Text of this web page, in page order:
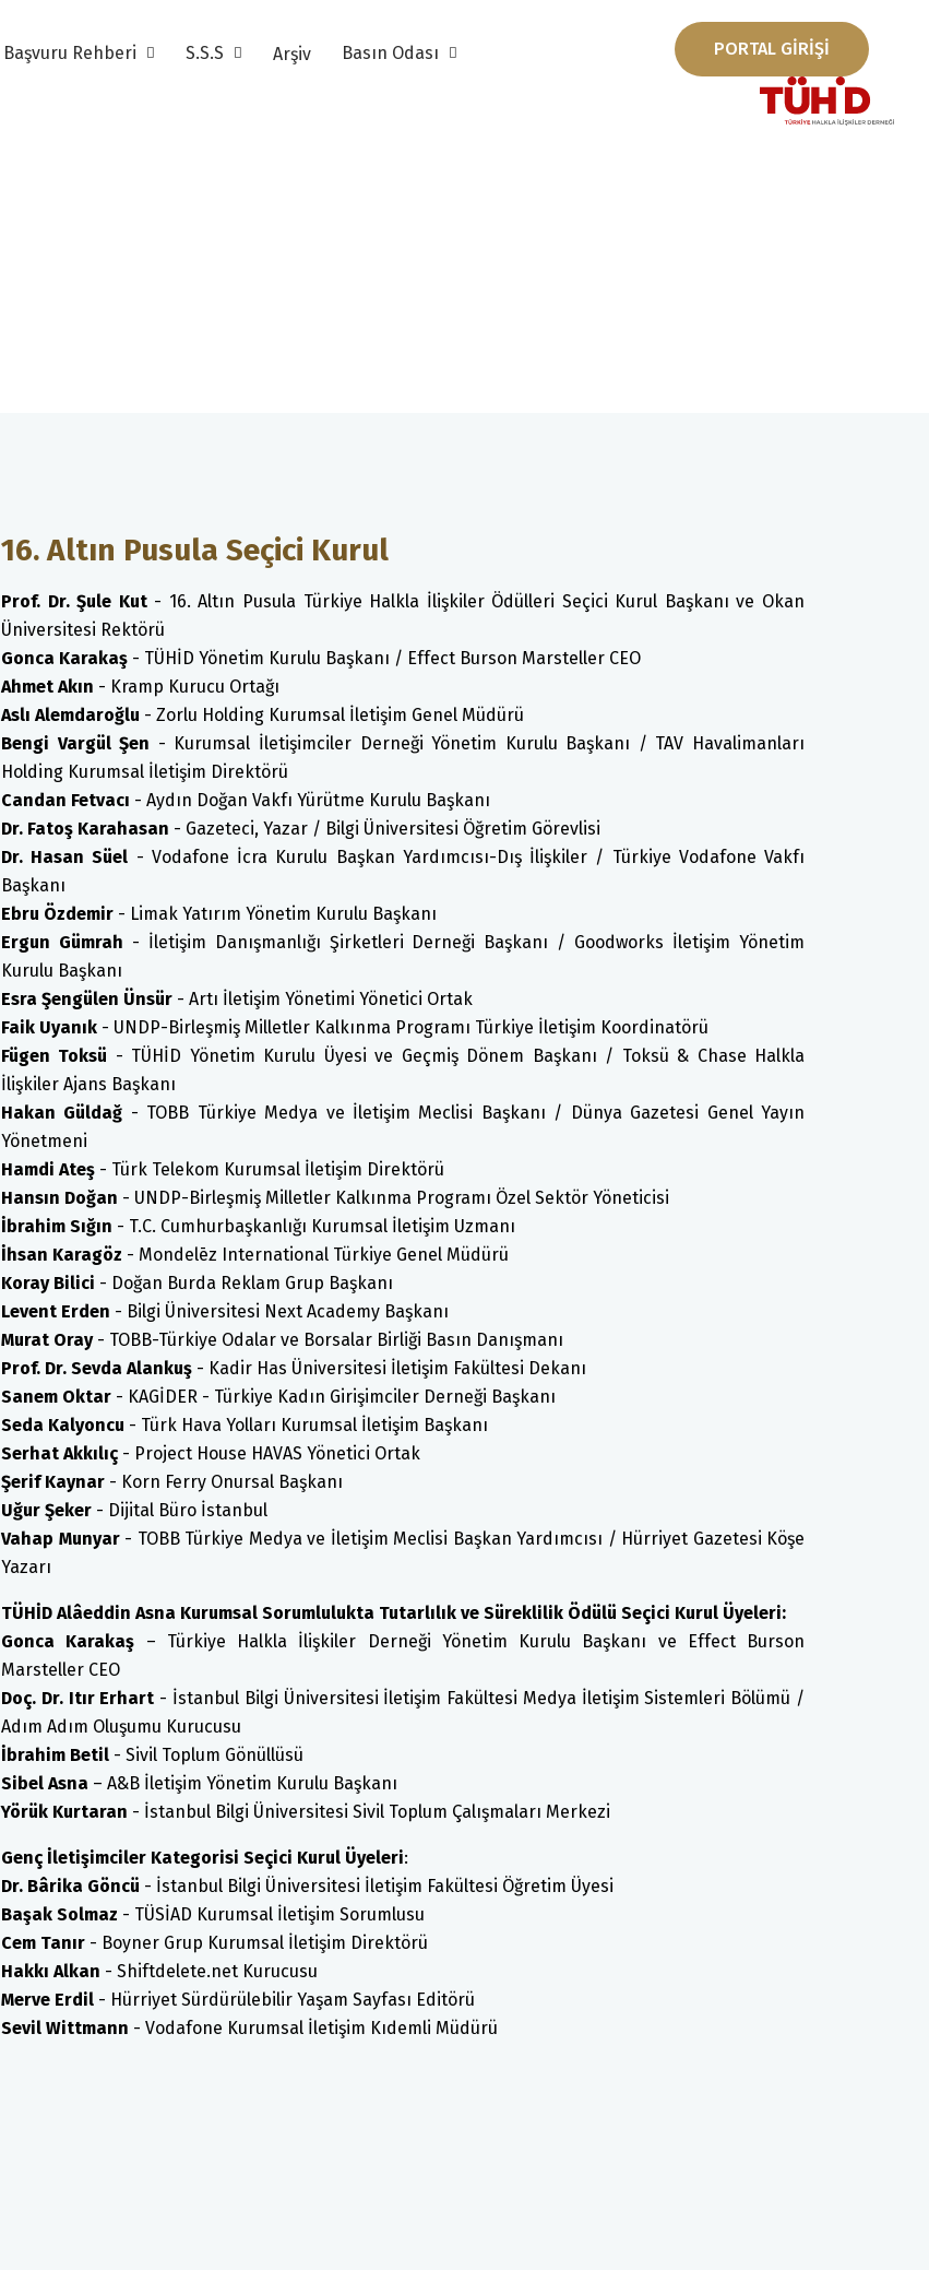
Başvuru Rehberi S.S.S Arşiv Basın Odası PORTAL GİRİŞİ
16. Altın Pusula Seçici Kurul
Prof. Dr. Şule Kut- 16. Altın Pusula Türkiye Halkla İlişkiler Ödülleri Seçici Kurul Başkanı ve Okan
Üniversitesi Rektörü
Gonca Karakaş - TÜHİD Yönetim Kurulu Başkanı / Effect Burson Marsteller CEO
Ahmet Akın - Kramp Kurucu Ortağı
Aslı Alemdaroğlu - Zorlu Holding Kurumsal İletişim Genel Müdürü
Bengi Vargül Şen - Kurumsal İletişimciler Derneği Yönetim Kurulu Başkanı / TAV Havalimanları
Holding Kurumsal İletişim Direktörü
Candan Fetvacı - Aydın Doğan Vakfı Yürütme Kurulu Başkanı
Dr. Fatoş Karahasan - Gazeteci, Yazar / Bilgi Üniversitesi Öğretim Görevlisi
Dr. Hasan Süel - Vodafone İcra Kurulu Başkan Yardımcısı-Dış İlişkiler / Türkiye Vodafone Vakfı
Başkanı
Ebru Özdemir - Limak Yatırım Yönetim Kurulu Başkanı
Ergun Gümrah - İletişim Danışmanlığı Şirketleri Derneği Başkanı / Goodworks İletişim Yönetim
Kurulu Başkanı
Esra Şengülen Ünsür - Artı İletişim Yönetimi Yönetici Ortak
Faik Uyanık - UNDP-Birleşmiş Milletler Kalkınma Programı Türkiye İletişim Koordinatörü
Fügen Toksü - TÜHİD Yönetim Kurulu Üyesi ve Geçmiş Dönem Başkanı / Toksü & Chase Halkla
İlişkiler Ajans Başkanı
Hakan Güldağ - TOBB Türkiye Medya ve İletişim Meclisi Başkanı / Dünya Gazetesi Genel Yayın
Yönetmeni
Hamdi Ateş - Türk Telekom Kurumsal İletişim Direktörü
Hansın Doğan - UNDP-Birleşmiş Milletler Kalkınma Programı Özel Sektör Yöneticisi
İbrahim Sığın - T.C. Cumhurbaşkanlığı Kurumsal İletişim Uzmanı
İhsan Karagöz - Mondelēz International Türkiye Genel Müdürü
Koray Bilici - Doğan Burda Reklam Grup Başkanı
Levent Erden - Bilgi Üniversitesi Next Academy Başkanı
Murat Oray- TOBB-Türkiye Odalar ve Borsalar Birliği Basın Danışmanı
Prof. Dr. Sevda Alankuş - Kadir Has Üniversitesi İletişim Fakültesi Dekanı
Sanem Oktar - KAGİDER - Türkiye Kadın Girişimciler Derneği Başkanı
Seda Kalyoncu - Türk Hava Yolları Kurumsal İletişim Başkanı
Serhat Akkılıç - Project House HAVAS Yönetici Ortak
Şerif Kaynar - Korn Ferry Onursal Başkanı
Uğur Şeker - Dijital Büro İstanbul
Vahap Munyar- TOBB Türkiye Medya ve İletişim Meclisi Başkan Yardımcısı / Hürriyet Gazetesi Köşe
Yazarı
TÜHİD Alâeddin Asna Kurumsal Sorumlulukta Tutarlılık ve Süreklilik Ödülü Seçici Kurul Üyeleri:
Gonca Karakaş – Türkiye Halkla İlişkiler Derneği Yönetim Kurulu Başkanı ve Effect Burson
Marsteller CEO
Doç. Dr. Itır Erhart - İstanbul Bilgi Üniversitesi İletişim Fakültesi Medya İletişim Sistemleri Bölümü /
Adım Adım Oluşumu Kurucusu
İbrahim Betil - Sivil Toplum Gönüllüsü
Sibel Asna – A&B İletişim Yönetim Kurulu Başkanı
Yörük Kurtaran - İstanbul Bilgi Üniversitesi Sivil Toplum Çalışmaları Merkezi
Genç İletişimciler Kategorisi Seçici Kurul Üyeleri:
Dr. Bârika Göncü - İstanbul Bilgi Üniversitesi İletişim Fakültesi Öğretim Üyesi
Başak Solmaz - TÜSİAD Kurumsal İletişim Sorumlusu
Cem Tanır - Boyner Grup Kurumsal İletişim Direktörü
Hakkı Alkan - Shiftdelete.net Kurucusu
Merve Erdil - Hürriyet Sürdürülebilir Yaşam Sayfası Editörü
Sevil Wittmann - Vodafone Kurumsal İletişim Kıdemli Müdürü